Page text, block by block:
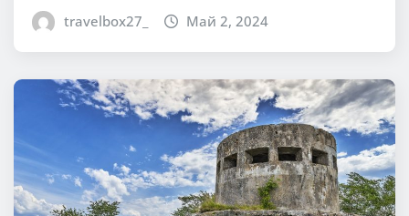
travelbox27_ Май 2, 2024